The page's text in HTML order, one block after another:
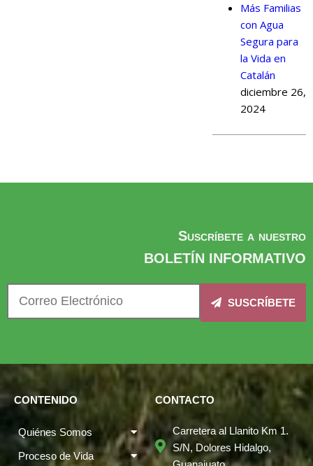
Más Familias
con Agua
Segura para
la Vida en
Catalán
diciembre 26,
2024
Suscríbete a nuestro
BOLETÍN INFORMATIVO
SUSCRÍBETE
CONTENIDO
Quiénes Somos
Proceso de Vida
CONTACTO
Carretera al Llanito Km 1.
S/N, Dolores Hidalgo,